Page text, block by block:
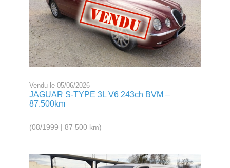
Vendu le 05/06/2026
JAGUAR S-TYPE 3L V6 243ch BVM –
87.500km
(08/1999 | 87 500 km)